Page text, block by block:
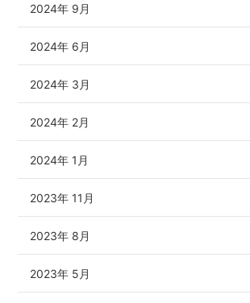
2024年 9月
2024年 6月
2024年 3月
2024年 2月
2024年 1月
2023年 11月
2023年 8月
2023年 5月